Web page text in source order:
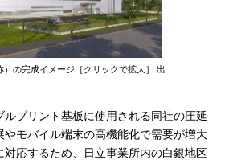
）の完成イメージ［クリックで拡大］ 出
プリント基板に使用される同社の圧延
モバイル端末の高機能化で需要が増大
対応するため、日立事業所内の白銀地区